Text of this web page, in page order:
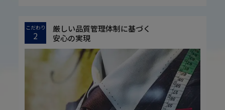
こだわり
2
厳しい品質管理体制に基づく
安心の実現